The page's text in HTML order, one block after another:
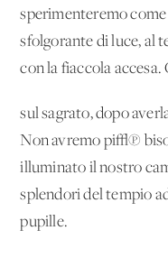
sperimenteremo
sfolgorante di luce, al
con la fiaccola
sul sagrato, dopo
Non avremo pi√π
illuminato il nostro
splendori del tempio
pupille.